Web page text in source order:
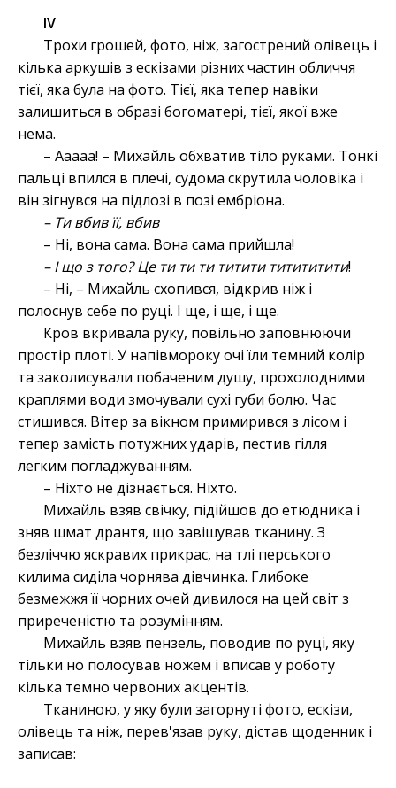
ІV
Трохи грошей, фото, ніж, загострений олівець і
кілька аркушів з ескізами різних частин обличчя
тієї, яка була на фото. Тієї, яка тепер навіки
залишиться в образі богоматері, тієї, якої вже
нема.
– Ааааа! – Михайль обхватив тіло руками. Тонкі
пальці впился в плечі, судома скрутила чоловіка і
він зігнувся на підлозі в позі ембріона.
– Ти вбив її, вбив
– Ні, вона сама. Вона сама прийшла!
– І що з того? Це ти ти ти титити титититити!
– Ні, – Михайль схопився, відкрив ніж і
полоснув себе по руці. І ще, і ще, і ще.
Кров вкривала руку, повільно заповнюючи
простір плоті. У напівмороку очі їли темний колір
та заколисували побаченим душу, прохолодними
краплями води змочували сухі губи болю. Час
стишився. Вітер за вікном примирився з лісом і
тепер замість потужних ударів, пестив гілля
легким погладжуванням.
– Ніхто не дізнається. Ніхто.
Михайль взяв свічку, підійшов до етюдника і
зняв шмат дрантя, що завішував тканину. З
безліччю яскравих прикрас, на тлі перського
килима сиділа чорнява дівчинка. Глибоке
безмежжя її чорних очей дивилося на цей світ з
приреченістю та розумінням.
Михайль взяв пензель, поводив по руці, яку
тільки но полосував ножем і вписав у роботу
кілька темно червоних акцентів.
Тканиною, у яку були загорнуті фото, ескізи,
олівець та ніж, перев'язав руку, дістав щоденник і
записав: